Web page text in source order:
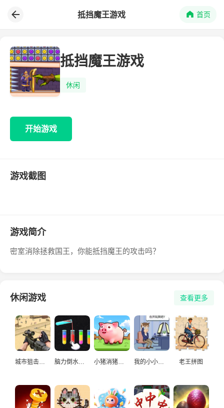
抵挡魔王游戏 首页
抵挡魔王游戏
休闲
开始游戏
游戏截图
游戏简介
密室消除拯救国王，你能抵挡魔王的攻击吗？
休闲游戏 查看更多
城市狙击手游戏 脑力倒水挑战 小猪消猪猪游戏 我的小小人生 老王拼图